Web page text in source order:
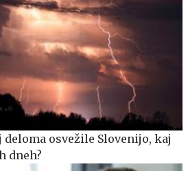
deloma osvežile Slovenijo, kaj
dneh?